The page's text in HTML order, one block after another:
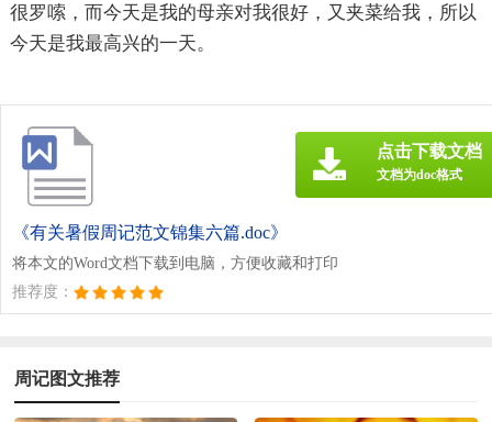
很罗嗦，而今天是我的母亲对我很好，又夹菜给我，所以
今天是我最高兴的一天。
《有关暑假周记范文锦集六篇.doc》
将本文的Word文档下载到电脑，方便收藏和打印
推荐度：
点击下载文档
文档为doc格式
周记图文推荐